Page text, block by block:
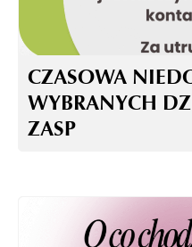
CZASOWA
WYBRANYCH
ZASP